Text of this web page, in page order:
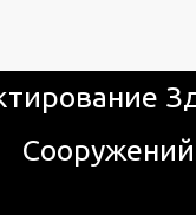
Сооружений